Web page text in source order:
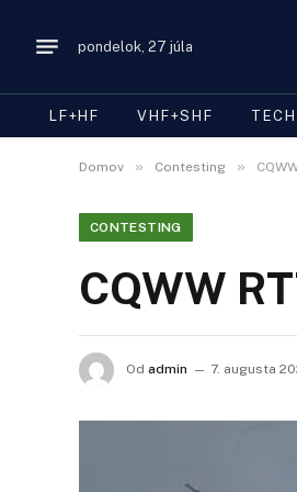
pondelok, 27 júla
LF+HF VHF+SHF
Domov » Contesting »
CONTESTING
CQWW
Od admin 7. augusta